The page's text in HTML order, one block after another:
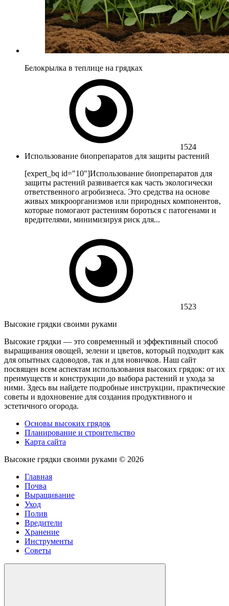
Белокрылка в теплице на грядках
1524
Использование биопрепаратов для защиты растений
[expert_bq id="10"]Использование биопрепаратов для
защиты растений развивается как часть экологически
ответственного агробизнеса. Это средства на основе
живых микроорганизмов или природных компонентов,
которые помогают растениям бороться с патогенами и
вредителями, минимизируя риск для...
1523
Высокие грядки своими руками
Высокие грядки — это современный и эффективный способ
выращивания овощей, зелени и цветов, который подходит как
для опытных садоводов, так и для новичков. Наш сайт
посвящен всем аспектам использования высоких грядок: от их
преимуществ и конструкции до выбора растений и ухода за
ними. Здесь вы найдете подробные инструкции, практические
советы и вдохновение для создания продуктивного и
эстетичного огорода.
Основы высоких грядок
Планирование и строительство
Карта сайта
Высокие грядки своими руками © 2026
Главная
Почва
Выращивание
Уход
Полив
Вредители
Хранение
Инструменты
Советы